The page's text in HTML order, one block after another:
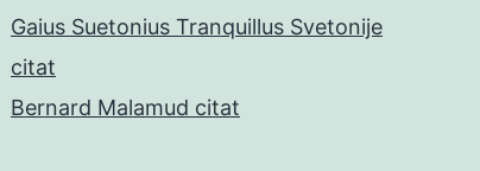
Gaius Suetonius Tranquillus Svetonije
citat
Bernard Malamud citat